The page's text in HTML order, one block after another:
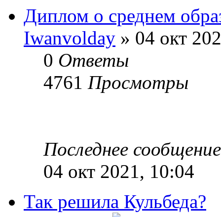
Диплом о среднем
Iwanvolday » 04 окт
0 Ответы
4761 Просмотры
Последнее
04 окт 2021, 10:04
Так решила Кульбеда?